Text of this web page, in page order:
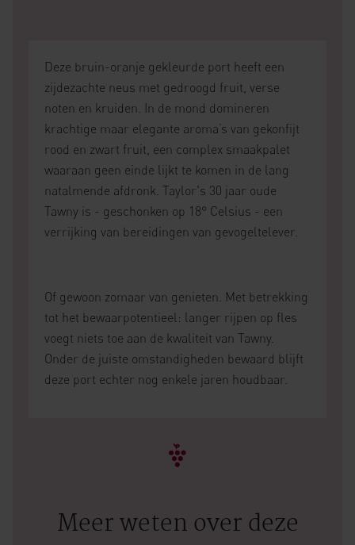
Deze bruin-oranje gekleurde port heeft een
zijdezachte neus met gedroogd fruit, verse
noten en kruiden. In de mond domineren
krachtige maar elegante aroma’s van gekonfijt
rood en zwart fruit, een complex smaakpalet
waaraan geen einde lijkt te komen in de lang
natalmende afdronk. Taylor's 30 jaar oude
Tawny is - geschonken op 18° Celsius - een
verrijking van bereidingen van gevogeltelever.
Of gewoon zomaar van genieten. Met betrekking
tot het bewaarpotentieel: langer rijpen op fles
voegt niets toe aan de kwaliteit van Tawny.
Onder de juiste omstandigheden bewaard blijft
deze port echter nog enkele jaren houdbaar.
Meer weten over deze